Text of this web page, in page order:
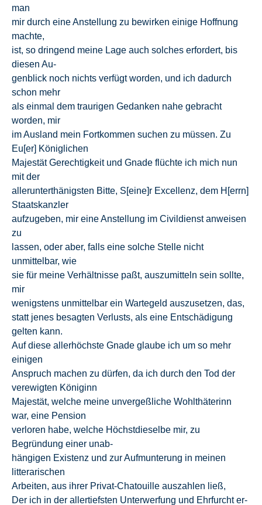
man
mir durch eine Anstellung zu bewirken einige Hoffnung
machte,
ist, so dringend meine Lage auch solches erfordert, bis
diesen Au-
genblick noch nichts verfügt worden, und ich dadurch
schon mehr
als einmal dem traurigen Gedanken nahe gebracht
worden, mir
im Ausland mein Fortkommen suchen zu müssen. Zu
Eu[er] Königlichen
Majestät Gerechtigkeit und Gnade flüchte ich mich nun
mit der
allerunterthänigsten Bitte, S[eine]r Excellenz, dem H[errn]
Staatskanzler
aufzugeben, mir eine Anstellung im Civildienst anweisen
zu
lassen, oder aber, falls eine solche Stelle nicht
unmittelbar, wie
sie für meine Verhältnisse paßt, auszumitteln sein sollte,
mir
wenigstens unmittelbar ein Wartegeld auszusetzen, das,
statt jenes besagten Verlusts, als eine Entschädigung
gelten kann.
Auf diese allerhöchste Gnade glaube ich um so mehr
einigen
Anspruch machen zu dürfen, da ich durch den Tod der
verewigten Königinn
Majestät, welche meine unvergeßliche Wohlthäterinn
war, eine Pension
verloren habe, welche Höchstdieselbe mir, zu
Begründung einer unab-
hängigen Existenz und zur Aufmunterung in meinen
litterarischen
Arbeiten, aus ihrer Privat-Chatouille auszahlen ließ,
Der ich in der allertiefsten Unterwerfung und Ehrfurcht er-